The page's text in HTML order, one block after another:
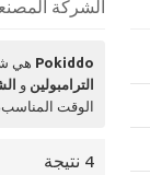
الشركة
Pokiddo هي
الترامبولين و
الوقت
4 نتيجة